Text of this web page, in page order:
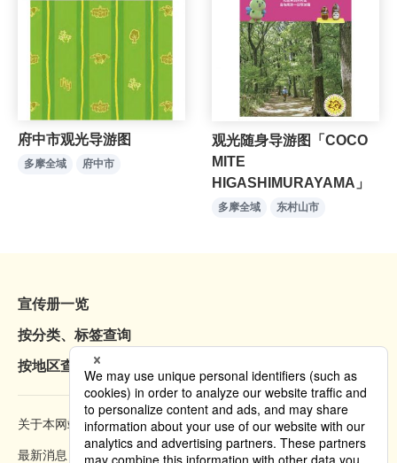
府中市观光导游图
多摩全域 府中市
观光随身导游图「COCO
MITE
HIGASHIMURAYAMA」
多摩全域 东村山市
宣传册一览
按分类、标签查询
按地区查询
关于本网站 浏览方法
最新消息 隐私权政策